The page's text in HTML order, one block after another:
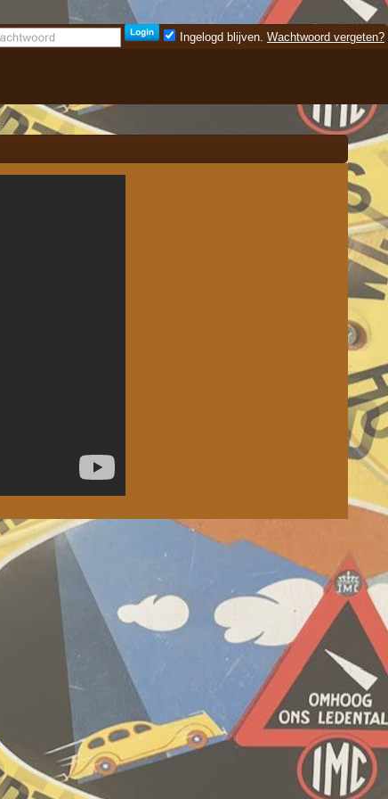
Ingelogd blijven. Wachtwoord vergeten?